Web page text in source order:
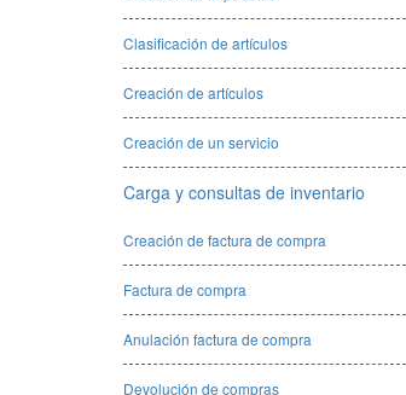
Clasificación de artículos
Creación de artículos
Creación de un servicio
Carga y consultas de inventario
Creación de factura de compra
Factura de compra
Anulación factura de compra
Devolución de compras